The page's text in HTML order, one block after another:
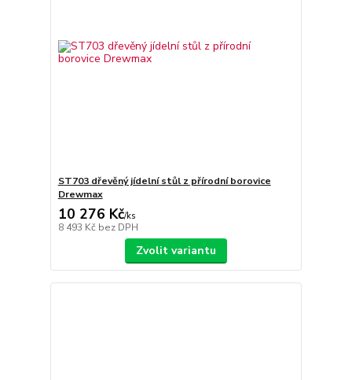
ST703 dřevěný jídelní stůl z přírodní borovice
Drewmax
10 276 Kč/ks
8 493 Kč bez DPH
Zvolit variantu